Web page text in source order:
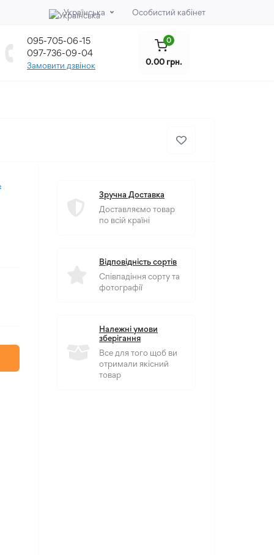
Українська Особистий кабінет
095-705-06-15
097-736-09-04
Замовити дзвінок
0
0.00 грн.
Зручна Доставка
Доставляємо товар
по всій країні
Відповідність сортів
Співпадіння сорту та
фотографії
Належні умови
зберігання
Все для того щоб ви
отримали якісний
товар